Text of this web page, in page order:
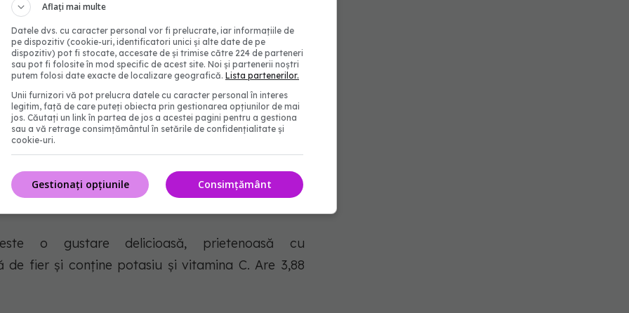
o sursă bună de vitamina C și adaugă un aspect
grame conține 3,4 grame de carbohidrați.
să scufundați felii de castraveți într-o baie plină
K și conțin 3,63 grame de carbohidrați.
o gustare delicioasă, prietenoasă cu
de fier și conține potasiu și vitamina C. Are 3,88
Aflați mai multe
Datele dvs. cu caracter personal vor fi prelucrate, iar informațiile de
pe dispozitiv (cookie-uri, identificatori unici și alte date de pe
dispozitiv) pot fi stocate, accesate de și trimise către 224 de parteneri
sau pot fi folosite în mod specific de acest site. Noi și partenerii noștri
putem folosi date exacte de localizare geografică. Lista partenerilor.
Unii furnizori vă pot prelucra datele cu caracter personal în interes
legitim, față de care puteți obiecta prin gestionarea opțiunilor de mai
jos. Căutați un link în partea de jos a acestei pagini pentru a gestiona
sau a vă retrage consimțământul în setările de confidențialitate și
cookie-uri.
Consimțământ
Gestionați opțiunile